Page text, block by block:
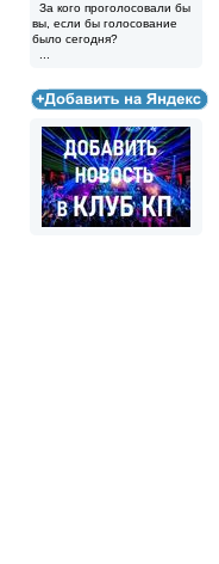
За кого проголосовали бы
вы, если бы голосование
было сегодня?